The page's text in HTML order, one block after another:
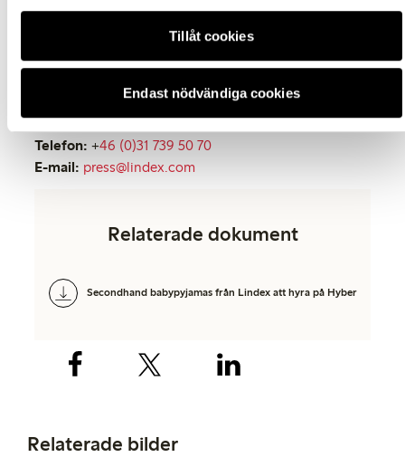
Tillåt cookies
Endast nödvändiga cookies
Kristina Hermansson
Senior PR & Communications Manager
Telefon: +46 (0)31 739 50 70
E-mail: press@lindex.com
Relaterade dokument
Secondhand babypyjamas från Lindex att hyra på Hyber
Relaterade bilder